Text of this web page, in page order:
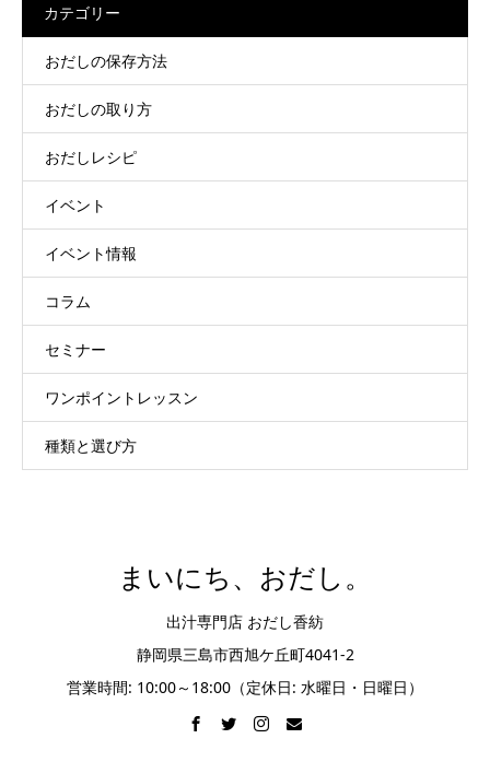
カテゴリー
おだしの保存方法
おだしの取り方
おだしレシピ
イベント
イベント情報
コラム
セミナー
ワンポイントレッスン
種類と選び方
まいにち、おだし。
出汁専門店 おだし香紡
静岡県三島市西旭ケ丘町4041-2
営業時間: 10:00～18:00（定休日: 水曜日・日曜日）